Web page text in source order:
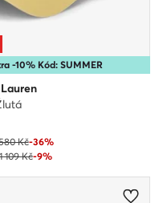
-10% Kód: SUMMER
Kč-36%
109 Kč-9%